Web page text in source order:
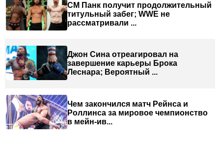
СМ Панк получит продолжительный
титульный забег; WWE не
рассматривали ...
Джон Сина отреагировал на
завершение карьеры Брока
Леснара; Вероятный ...
Чем закончился матч Рейнса и
Роллинса за мировое чемпионство
в мейн-ив...